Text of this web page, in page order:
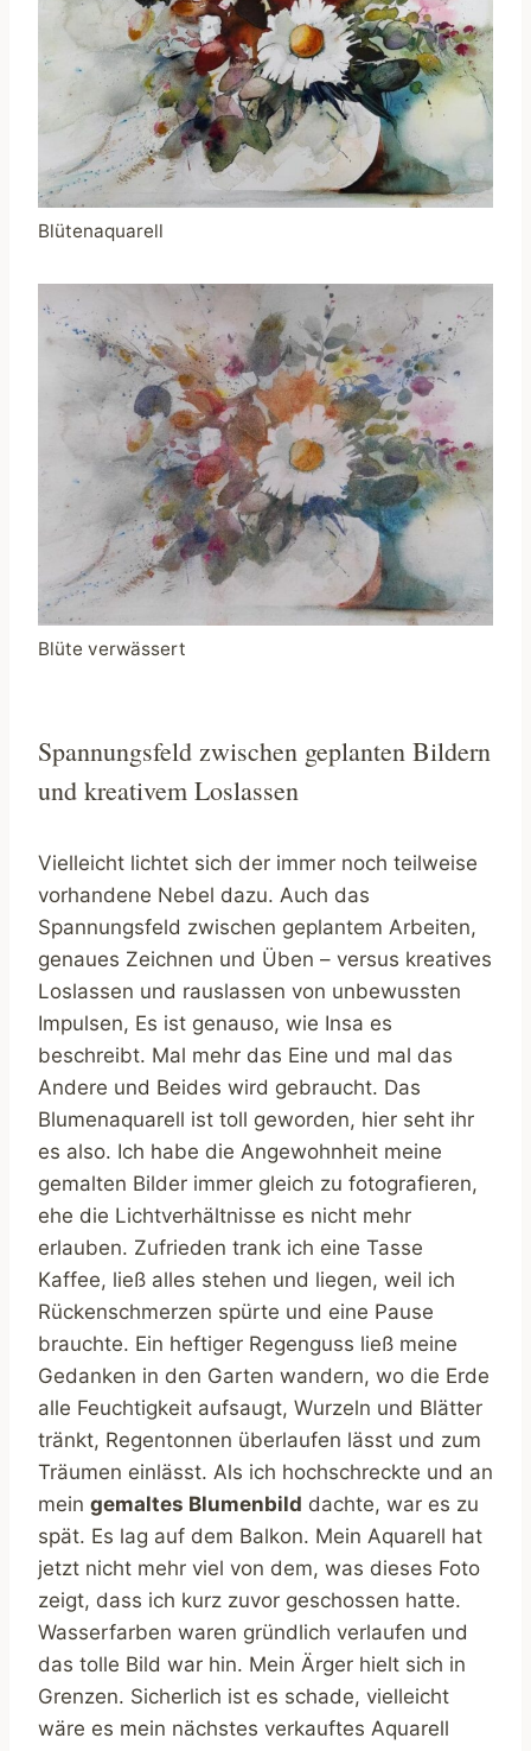
Blütenaquarell
Blüte verwässert
Spannungsfeld zwischen geplanten Bildern
und kreativem Loslassen
Vielleicht lichtet sich der immer noch teilweise
vorhandene Nebel dazu. Auch das
Spannungsfeld zwischen geplantem Arbeiten,
genaues Zeichnen und Üben – versus kreatives
Loslassen und rauslassen von unbewussten
Impulsen, Es ist genauso, wie Insa es
beschreibt. Mal mehr das Eine und mal das
Andere und Beides wird gebraucht. Das
Blumenaquarell ist toll geworden, hier seht ihr
es also. Ich habe die Angewohnheit meine
gemalten Bilder immer gleich zu fotografieren,
ehe die Lichtverhältnisse es nicht mehr
erlauben. Zufrieden trank ich eine Tasse
Kaffee, ließ alles stehen und liegen, weil ich
Rückenschmerzen spürte und eine Pause
brauchte. Ein heftiger Regenguss ließ meine
Gedanken in den Garten wandern, wo die Erde
alle Feuchtigkeit aufsaugt, Wurzeln und Blätter
tränkt, Regentonnen überlaufen lässt und zum
Träumen einlässt. Als ich hochschreckte und an
mein gemaltes Blumenbild dachte, war es zu
spät. Es lag auf dem Balkon. Mein Aquarell hat
jetzt nicht mehr viel von dem, was dieses Foto
zeigt, dass ich kurz zuvor geschossen hatte.
Wasserfarben waren gründlich verlaufen und
das tolle Bild war hin. Mein Ärger hielt sich in
Grenzen. Sicherlich ist es schade, vielleicht
wäre es mein nächstes verkauftes Aquarell